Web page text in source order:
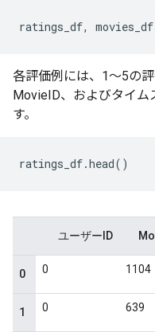
ratings_df, movies_df
各評価例には、1〜5の
MovieID、およびタイム
す。
ratings_df.head()